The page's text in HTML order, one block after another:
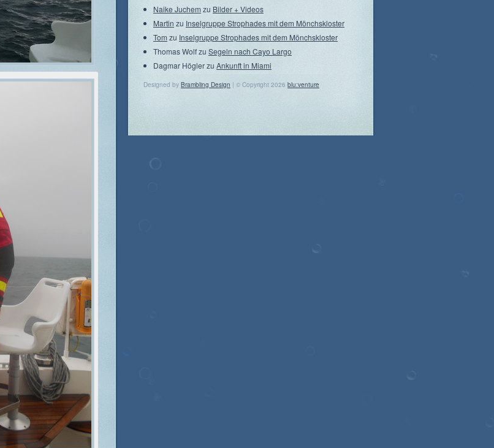
Naike Juchemzu Bilder + Videos
Martin zu Inselgruppe Strophades mit dem Mönchskloster
Tom zu Inselgruppe Strophades mit dem Mönchskloster
Thomas Wolfzu Segeln nach Cayo Largo
Dagmar Höglerzu Ankunft in Miami
Designed by Brambling Design | © Copyright 2026 blu:venture